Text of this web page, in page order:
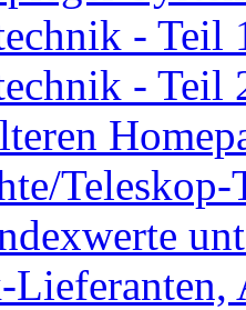
- Teil
- Teil
Lieferanten,